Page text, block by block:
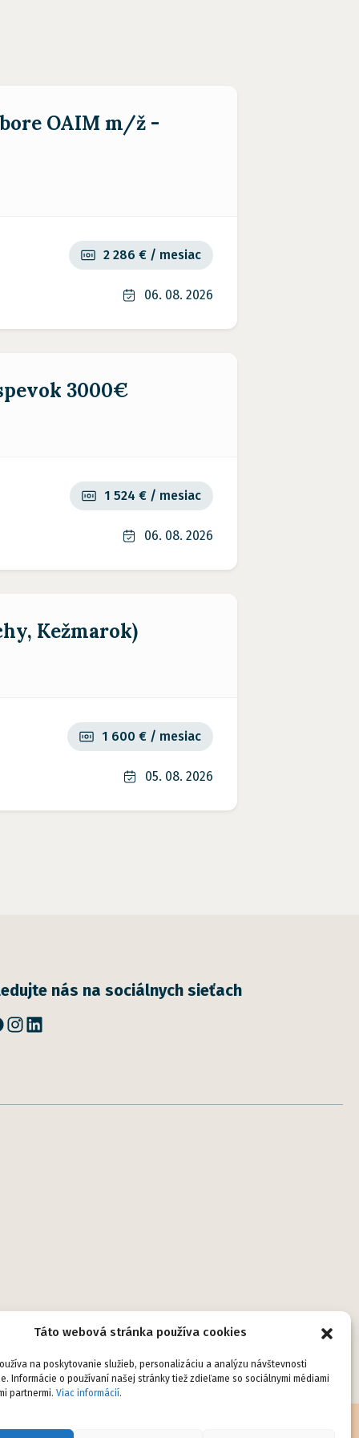
Táto webová stránka používa cookies
na poskytovanie služieb, personalizáciu a analýzu návštevnosti
Informácie o používaní našej stránky tiež zdieľame so sociálnymi médiami
partnermi. Viac informácií.
OAIM m/ž -
2 286 € / mesiac
06. 08. 2026
3000€
1 524 € / mesiac
06. 08. 2026
Kežmarok)
1 600 € / mesiac
05. 08. 2026
nás na sociálnych sieťach